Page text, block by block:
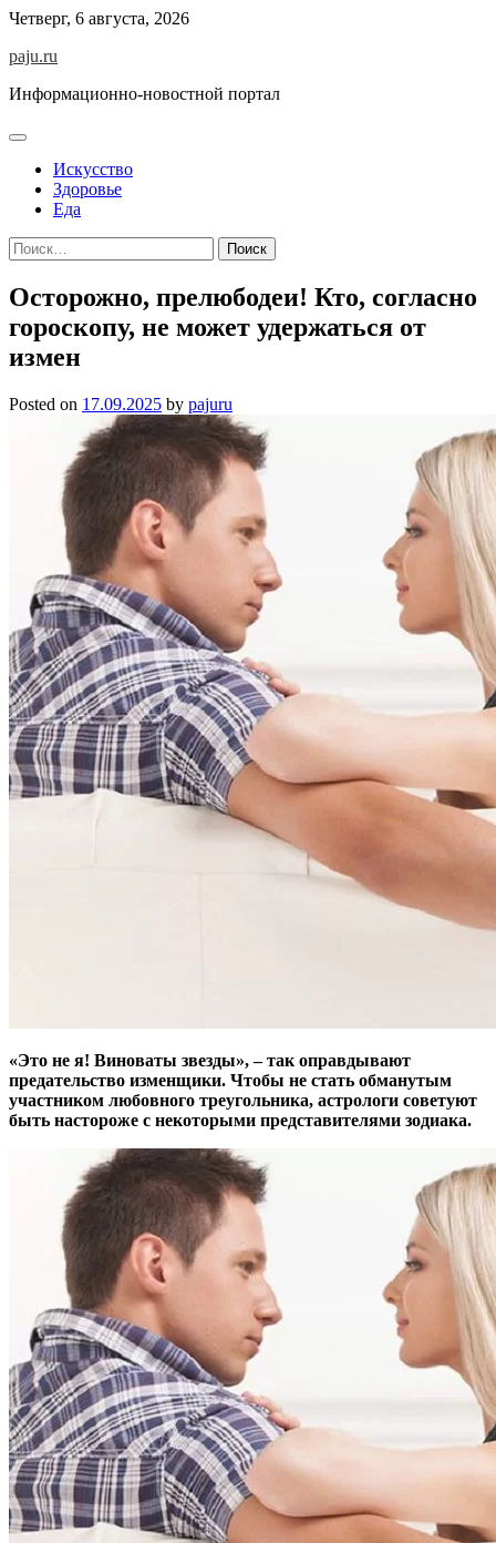
Skip
content
Четверг, 6 августа, 2026
paju.ru
Информационно-новостной портал
Искусство
Здоровье
Еда
Найти:
Осторожно, прелюбодеи! Кто, согласно
гороскопу, не может удержаться от
измен
Posted on 17.09.2025 by pajuru
«Это не я! Виноваты звезды», – так оправдывают
предательство изменщики. Чтобы не стать обманутым
участником любовного треугольника, астрологи советуют
быть настороже с некоторыми представителями зодиака.